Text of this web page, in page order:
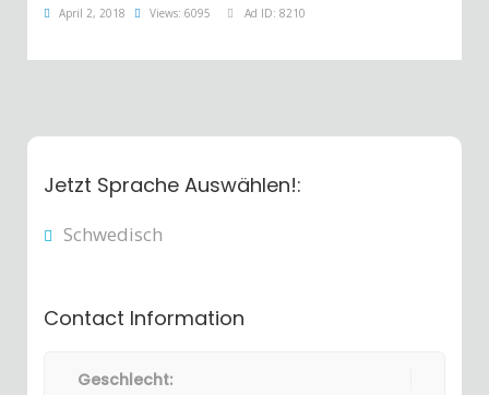
April 2, 2018 Views: 6095 Ad ID: 8210
Jetzt Sprache Auswählen!:
Schwedisch
Contact Information
Geschlecht: